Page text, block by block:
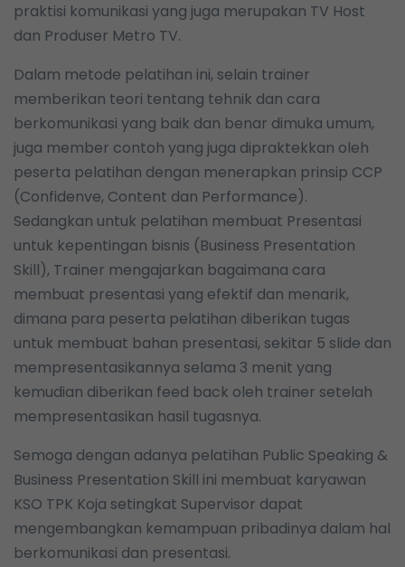
praktisi komunikasi yang juga merupakan TV Host
dan Produser Metro TV.
Dalam metode pelatihan ini, selain trainer
memberikan teori tentang tehnik dan cara
berkomunikasi yang baik dan benar dimuka umum,
juga member contoh yang juga dipraktekkan oleh
peserta pelatihan dengan menerapkan prinsip CCP
(Confidenve, Content dan Performance).
Sedangkan untuk pelatihan membuat Presentasi
untuk kepentingan bisnis (Business Presentation
Skill), Trainer mengajarkan bagaimana cara
membuat presentasi yang efektif dan menarik,
dimana para peserta pelatihan diberikan tugas
untuk membuat bahan presentasi, sekitar 5 slide dan
mempresentasikannya selama 3 menit yang
kemudian diberikan feed back oleh trainer setelah
mempresentasikan hasil tugasnya.
Semoga dengan adanya pelatihan Public Speaking &
Business Presentation Skill ini membuat karyawan
KSO TPK Koja setingkat Supervisor dapat
mengembangkan kemampuan pribadinya dalam hal
berkomunikasi dan presentasi.